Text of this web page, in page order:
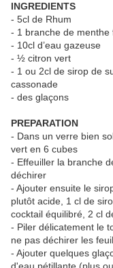
INGREDIENTS
- 5cl de Rhum
- 1 branche de menthe
- 10cl d’eau gazeuse
- ½ citron vert
- 1 ou 2cl de sirop de
cassonade
- des glaçons
PREPARATION
- Dans un verre bien
vert en 6 cubes
- Effeuiller la branche
déchirer
- Ajouter ensuite le
plutôt acide, 1 cl de
cocktail équilibré, 2 cl
- Piler délicatement le
ne pas déchirer les
- Ajouter quelques